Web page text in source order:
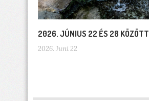
2026. JÚNIUS 22 ÉS 28 KÖZÖTT
2026. Juni 22